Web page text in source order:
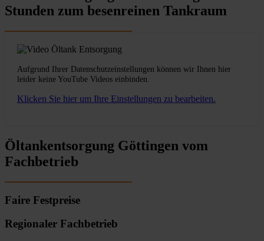
Stunden zum besenreinen Tankraum
Aufgrund Ihrer Datenschutzeinstellungen können wir Ihnen hier
leider keine YouTube Videos einbinden.
Klicken Sie hier um Ihre Einstellungen zu bearbeiten.
Öltankentsorgung Göttingen vom
Fachbetrieb
Faire Festpreise
Regionaler Fachbetrieb